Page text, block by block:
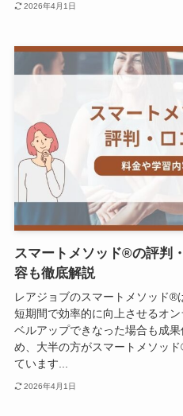
2026年4月1日
スマートメソッド®の評判
容も徹底解説
レアジョブのスマートメソッド®
短期間で効率的に向上させるオ
ベルアップできなった場合も成
め、大半の方がスマートメソッ
ています...
2026年4月1日